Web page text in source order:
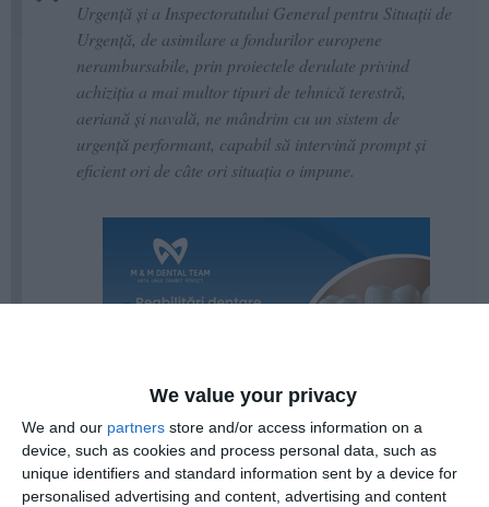
We value your privacy
We and our partners store and/or access information on a
device, such as cookies and process personal data, such as
unique identifiers and standard information sent by a device for
personalised advertising and content, advertising and content
Urgență și a Inspectoratului General pentru Situații de
Urgență, de asimilare a fondurilor europene
nerambursabile, prin proiectele derulate privind
achiziția a mai multor tipuri de tehnică terestră,
aeriană și navală, ne mândrim cu un sistem de
urgență performant, capabil să intervină prompt și
eficient ori de câte ori situația o impune.